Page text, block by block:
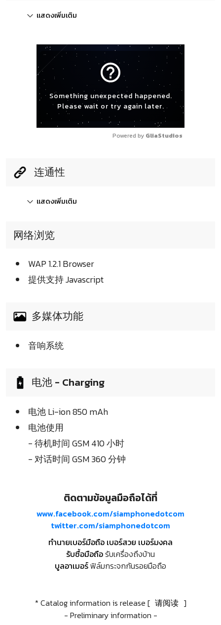
แสดงเพิ่มเติม
help_outline
Something unexpected happened.
Please wait or try again later.
Powered by GliaStudios
连通性
แสดงเพิ่มเติม
网络浏览
WAP 1.2.1 Browser
提供支持 Javascript
多媒体功能
音响系统
电池 - Charging
电池 Li-ion 850 mAh
电池使用
- 待机时间 GSM 410 小时
- 对话时间 GSM 360 分钟
ติดตามข้อมูลมือถือได้ที่
www.facebook.com/siamphonedotcom
twitter.com/siamphonedotcom
ทำนายเบอร์มือถือ เบอร์สวย เบอร์มงคล
รับซื้อมือถือรับเครื่องถึงบ้าน
บูลอาเมอร์ฟิล์มกระจกกันรอยมือถือ
* Catalog information is release [ 请阅读 ]
- Preliminary information -